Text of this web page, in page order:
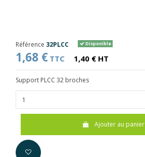
Référence 32PLCC Disponible
1,68 € TTC 1,40 € HT
Support PLCC 32 broches
Ajouter au panier